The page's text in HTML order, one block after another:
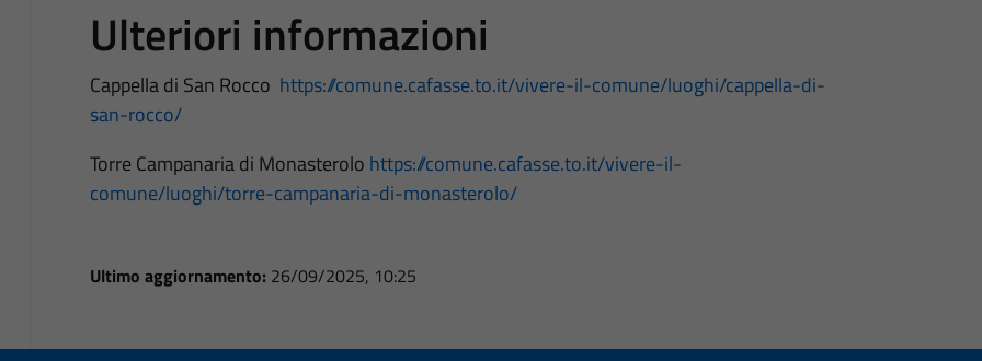
Ulteriori informazioni
Cappella di San Rocco https://comune.cafasse.to.it/vivere-il-comune/luoghi/cappella-di-
san-rocco/
Torre Campanaria di Monasterolo https://comune.cafasse.to.it/vivere-il-
comune/luoghi/torre-campanaria-di-monasterolo/
Ultimo aggiornamento: 26/09/2025, 10:25